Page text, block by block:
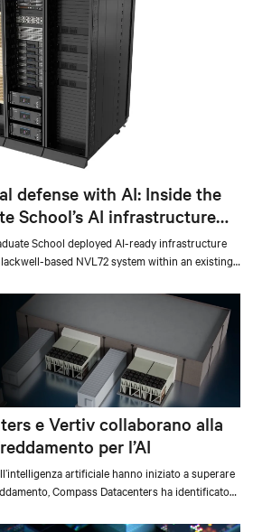
defense with AI: Inside the
School’s AI infrastructure
School deployed AI-ready infrastructure
based NVL72 system within an existing
for high-density, liquid-cooled AI
e Vertiv collaborano alla
per l’AI
artificiale hanno iniziato a superare
Compass Datacenters ha identificato
di gestione termica. L’azienda ha
ingegneristica intensiva durata 11 mesi